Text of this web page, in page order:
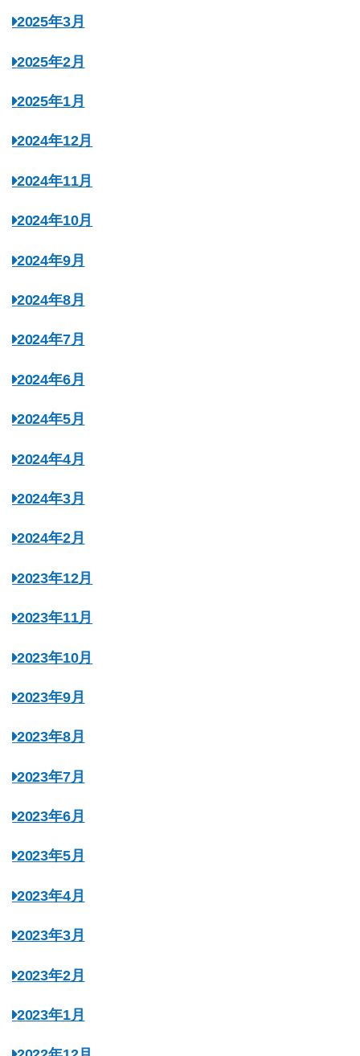
2025年3月
2025年2月
2025年1月
2024年12月
2024年11月
2024年10月
2024年9月
2024年8月
2024年7月
2024年6月
2024年5月
2024年4月
2024年3月
2024年2月
2023年12月
2023年11月
2023年10月
2023年9月
2023年8月
2023年7月
2023年6月
2023年5月
2023年4月
2023年3月
2023年2月
2023年1月